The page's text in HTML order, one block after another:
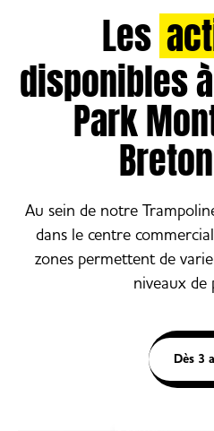
Les
disponibles
Park
Au sein de notre
dans le centre
zones permettent de
niveaux de
Dès 3